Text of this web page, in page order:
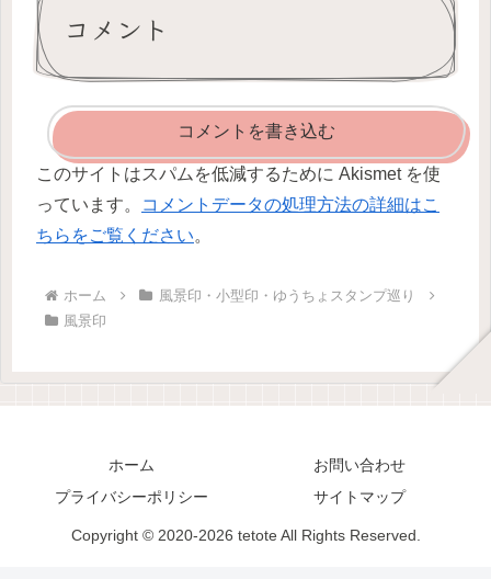
コメント
コメントを書き込む
このサイトはスパムを低減するために Akismet を使
っています。
コメントデータの処理方法の詳細はこ
ちらをご覧ください。
ホーム
風景印・小型印・ゆうちょスタンプ巡り
風景印
ホーム
お問い合わせ
プライバシーポリシー
サイトマップ
Copyright © 2020-2026 tetote All Rights Reserved.